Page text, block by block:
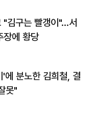
"김구는 빨갱이"…서
장에 황당
'에 분노한 김희철, 결
못"